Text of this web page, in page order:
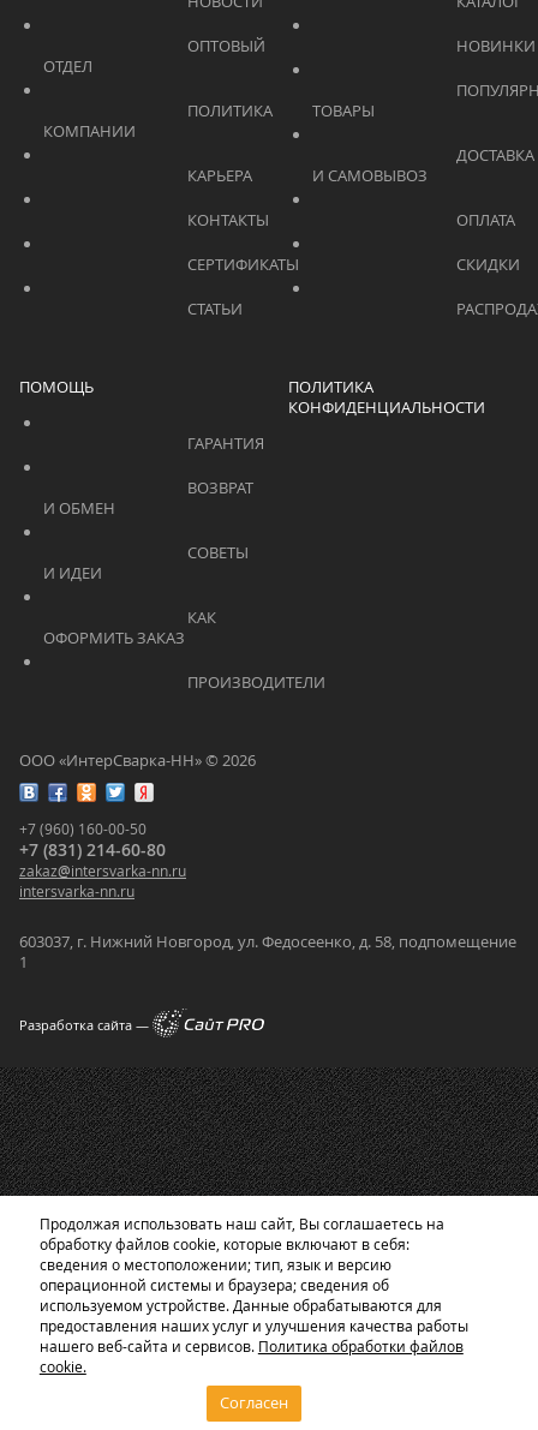
ООО «ИнтерСварка-НН» © 2026
+7 (960) 160-00-50
+7 (831) 214-60-80
zakaz@intersvarka-nn.ru
intersvarka-nn.ru
603037, г. Нижний Новгород, ул. Федосеенко, д. 58, подпомещение
1
Разработка сайта —
			    		КАРЬЕРА
ПОМОЩЬ
ПОЛИТИКА
КОНФИДЕНЦИАЛЬНОСТИ
Продолжая использовать наш сайт, Вы соглашаетесь на
обработку файлов cookie, которые включают в себя:
сведения о местоположении; тип, язык и версию
операционной системы и браузера; сведения об
используемом устройстве. Данные обрабатываются для
предоставления наших услуг и улучшения качества работы
нашего веб-сайта и сервисов. Политика обработки файлов
cookie.
Согласен